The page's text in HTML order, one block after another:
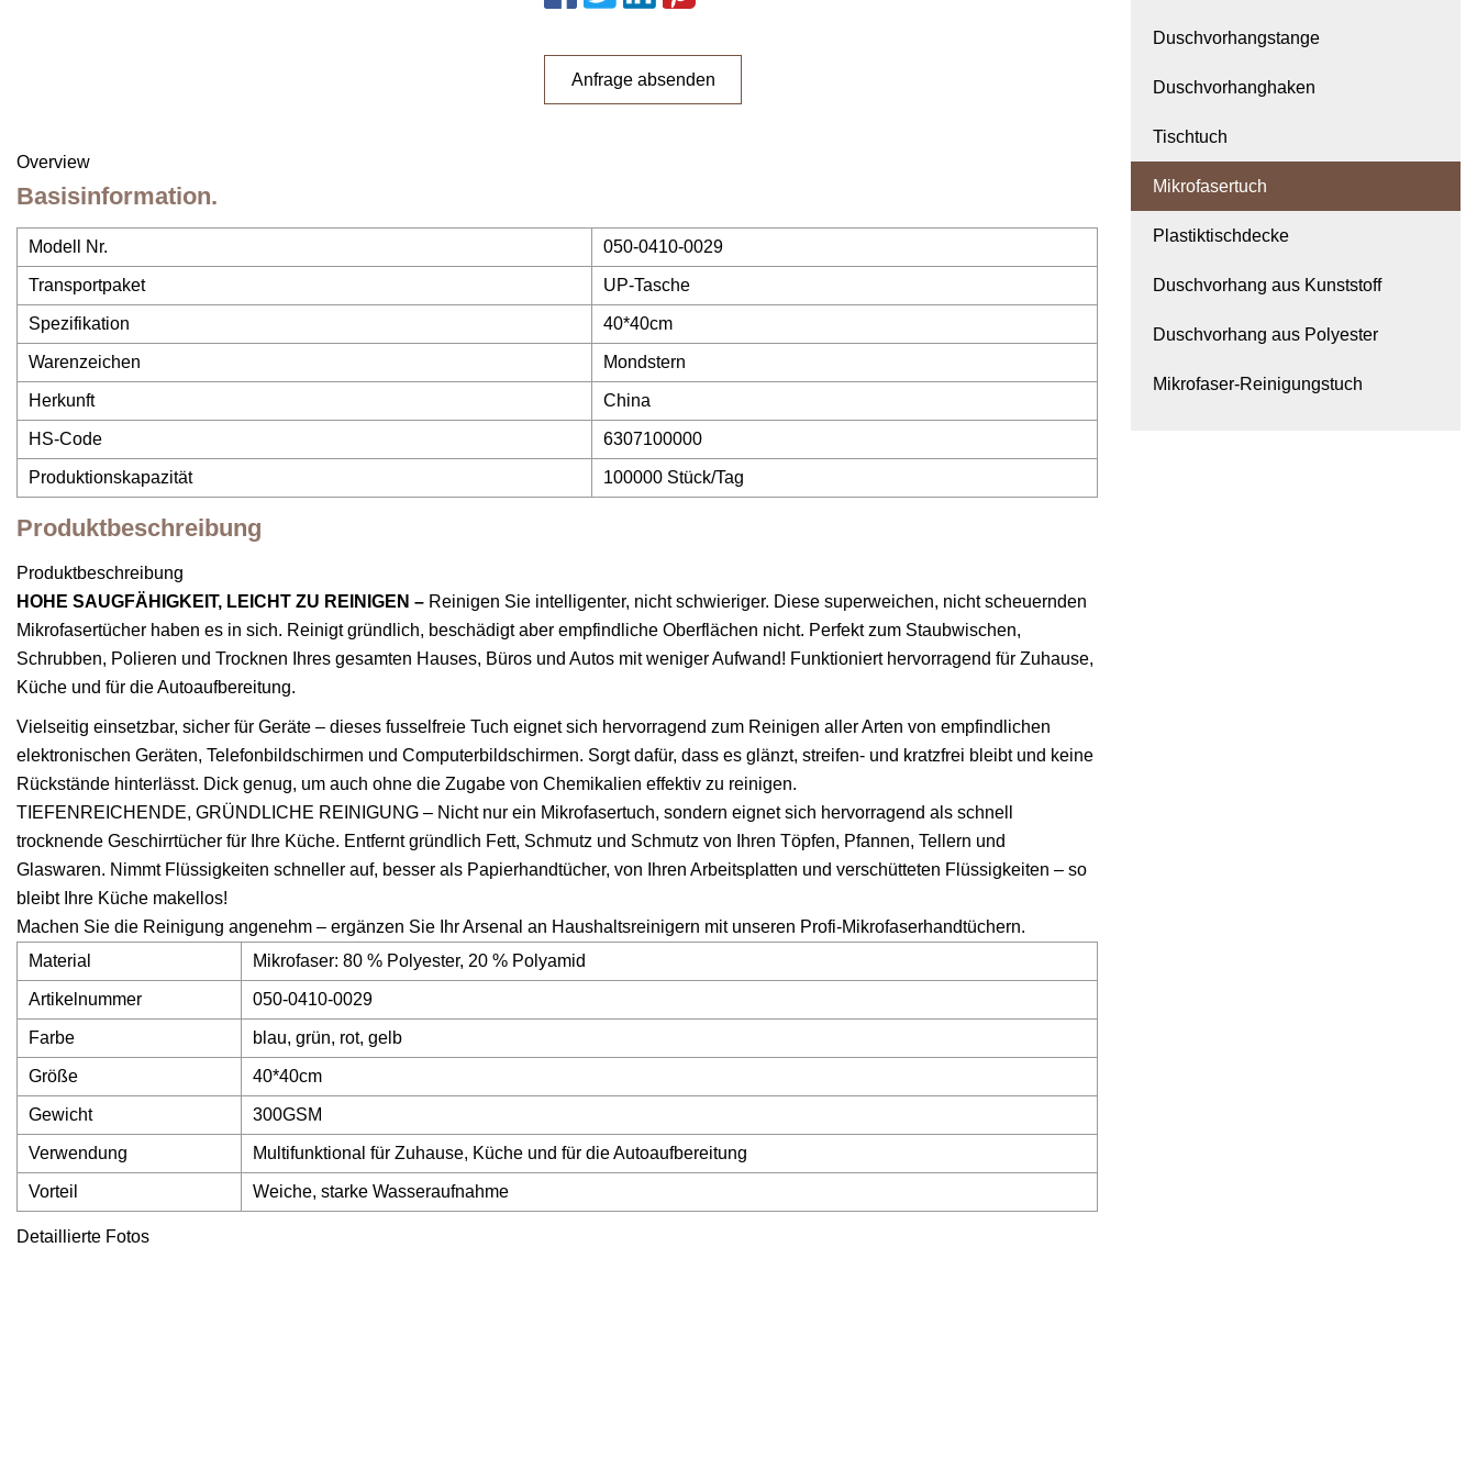
Anfrage absenden
Overview
Basisinformation.
Modell Nr. 050-0410-0029
Transportpaket UP-Tasche
Spezifikation 40*40cm
Warenzeichen Mondstern
Herkunft China
HS-Code 6307100000
Produktionskapazität 100000 Stück/Tag
Produktbeschreibung
Produktbeschreibung
HOHE SAUGFÄHIGKEIT, LEICHT ZU REINIGEN – Reinigen Sie intelligenter, nicht schwieriger. Diese superweichen, nicht scheuernden
Mikrofasertücher haben es in sich. Reinigt gründlich, beschädigt aber empfindliche Oberflächen nicht. Perfekt zum Staubwischen,
Schrubben, Polieren und Trocknen Ihres gesamten Hauses, Büros und Autos mit weniger Aufwand! Funktioniert hervorragend für Zuhause,
Küche und für die Autoaufbereitung.
Vielseitig einsetzbar, sicher für Geräte – dieses fusselfreie Tuch eignet sich hervorragend zum Reinigen aller Arten von empfindlichen
elektronischen Geräten, Telefonbildschirmen und Computerbildschirmen. Sorgt dafür, dass es glänzt, streifen- und kratzfrei bleibt und keine
Rückstände hinterlässt. Dick genug, um auch ohne die Zugabe von Chemikalien effektiv zu reinigen.
TIEFENREICHENDE, GRÜNDLICHE REINIGUNG – Nicht nur ein Mikrofasertuch, sondern eignet sich hervorragend als schnell
trocknende Geschirrtücher für Ihre Küche. Entfernt gründlich Fett, Schmutz und Schmutz von Ihren Töpfen, Pfannen, Tellern und
Glaswaren. Nimmt Flüssigkeiten schneller auf, besser als Papierhandtücher, von Ihren Arbeitsplatten und verschütteten Flüssigkeiten – so
bleibt Ihre Küche makellos!
Machen Sie die Reinigung angenehm – ergänzen Sie Ihr Arsenal an Haushaltsreinigern mit unseren Profi-Mikrofaserhandtüchern.
Material
Mikrofaser: 80 % Polyester, 20 % Polyamid
Artikelnummer 050-0410-0029
Farbe blau, grün, rot, gelb
Größe 40*40cm
Gewicht 300GSM
Verwendung Multifunktional für Zuhause, Küche und für die Autoaufbereitung
Vorteil Weiche, starke Wasseraufnahme
Detaillierte Fotos
Duschvorhangstange
Duschvorhanghaken
Tischtuch
Mikrofasertuch
Plastiktischdecke
Duschvorhang aus Kunststoff
Duschvorhang aus Polyester
Mikrofaser-Reinigungstuch